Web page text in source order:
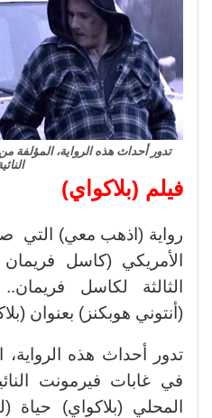
فيلم (بلاكواي)
الأمريكي (كاسل
الثالثة لكاسل
(أنتوني هوبكنز) بعنوان
في غابات فيرمونت
المحلي (بلاكواي) حياة